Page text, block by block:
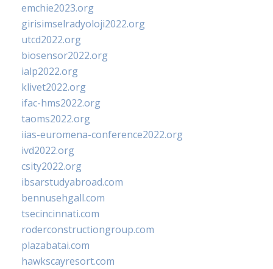
emchie2023.org
girisimselradyoloji2022.org
utcd2022.org
biosensor2022.org
ialp2022.org
klivet2022.org
ifac-hms2022.org
taoms2022.org
iias-euromena-conference2022.org
ivd2022.org
csity2022.org
ibsarstudyabroad.com
bennusehgall.com
tsecincinnati.com
roderconstructiongroup.com
plazabatai.com
hawkscayresort.com